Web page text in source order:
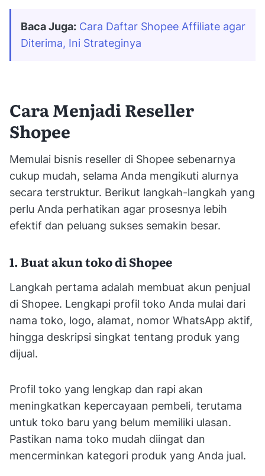
Baca Juga: Cara Daftar Shopee Affiliate agar
Diterima, Ini Strateginya
Cara Menjadi Reseller
Shopee
Memulai bisnis reseller di Shopee sebenarnya
cukup mudah, selama Anda mengikuti alurnya
secara terstruktur. Berikut langkah-langkah yang
perlu Anda perhatikan agar prosesnya lebih
efektif dan peluang sukses semakin besar.
1. Buat akun toko di Shopee
Langkah pertama adalah membuat akun penjual
di Shopee. Lengkapi profil toko Anda mulai dari
nama toko, logo, alamat, nomor WhatsApp aktif,
hingga deskripsi singkat tentang produk yang
dijual.
Profil toko yang lengkap dan rapi akan
meningkatkan kepercayaan pembeli, terutama
untuk toko baru yang belum memiliki ulasan.
Pastikan nama toko mudah diingat dan
mencerminkan kategori produk yang Anda jual.